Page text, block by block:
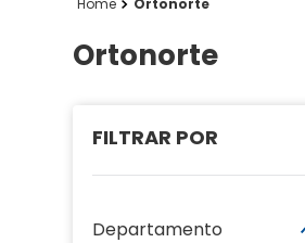
Ortonorte
Ortonorte
Departamento